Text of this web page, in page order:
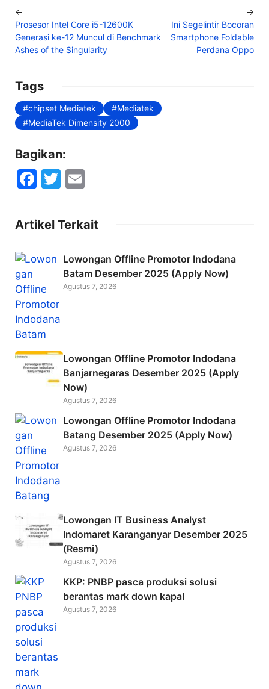
←
Prosesor Intel Core i5-12600K
Generasi ke-12 Muncul di Benchmark
Ashes of the Singularity
Ini Segelintir Bocoran
Smartphone Foldable
Perdana Oppo
→
Tags
chipset Mediatek
Mediatek
MediaTek Dimensity 2000
Bagikan:
F
c
e
b
o
k
T
itt
er
ai
l
Artikel Terkait
Lowongan Offline Promotor Indodana
Batam Desember 2025 (Apply Now)
Agustus 7, 2026
Lowongan Offline Promotor Indodana
Banjarnegaras Desember 2025 (Apply
Now)
Agustus 7, 2026
Lowongan Offline Promotor Indodana
Batang Desember 2025 (Apply Now)
Agustus 7, 2026
Lowongan IT Business Analyst
Indomaret Karanganyar Desember 2025
(Resmi)
Agustus 7, 2026
KKP: PNBP pasca produksi solusi
berantas mark down kapal
Agustus 7, 2026